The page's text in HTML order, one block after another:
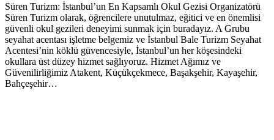
Süren Turizm: İstanbul’un En Kapsamlı Okul Gezisi Organizatörü
Süren Turizm olarak, öğrencilere unutulmaz, eğitici ve en önemlisi
güvenli okul gezileri deneyimi sunmak için buradayız. A Grubu
seyahat acentası işletme belgemiz ve İstanbul Bale Turizm Seyahat
Acentesi’nin köklü güvencesiyle, İstanbul’un her köşesindeki
okullara üst düzey hizmet sağlıyoruz. Hizmet Ağımız ve
Güvenilirliğimiz Atakent, Küçükçekmece, Başakşehir, Kayaşehir,
Bahçeşehir…